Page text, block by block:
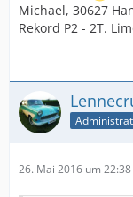
Michael, 30627
Rekord P2 - 2T.
26. Mai 2016 um 22:38